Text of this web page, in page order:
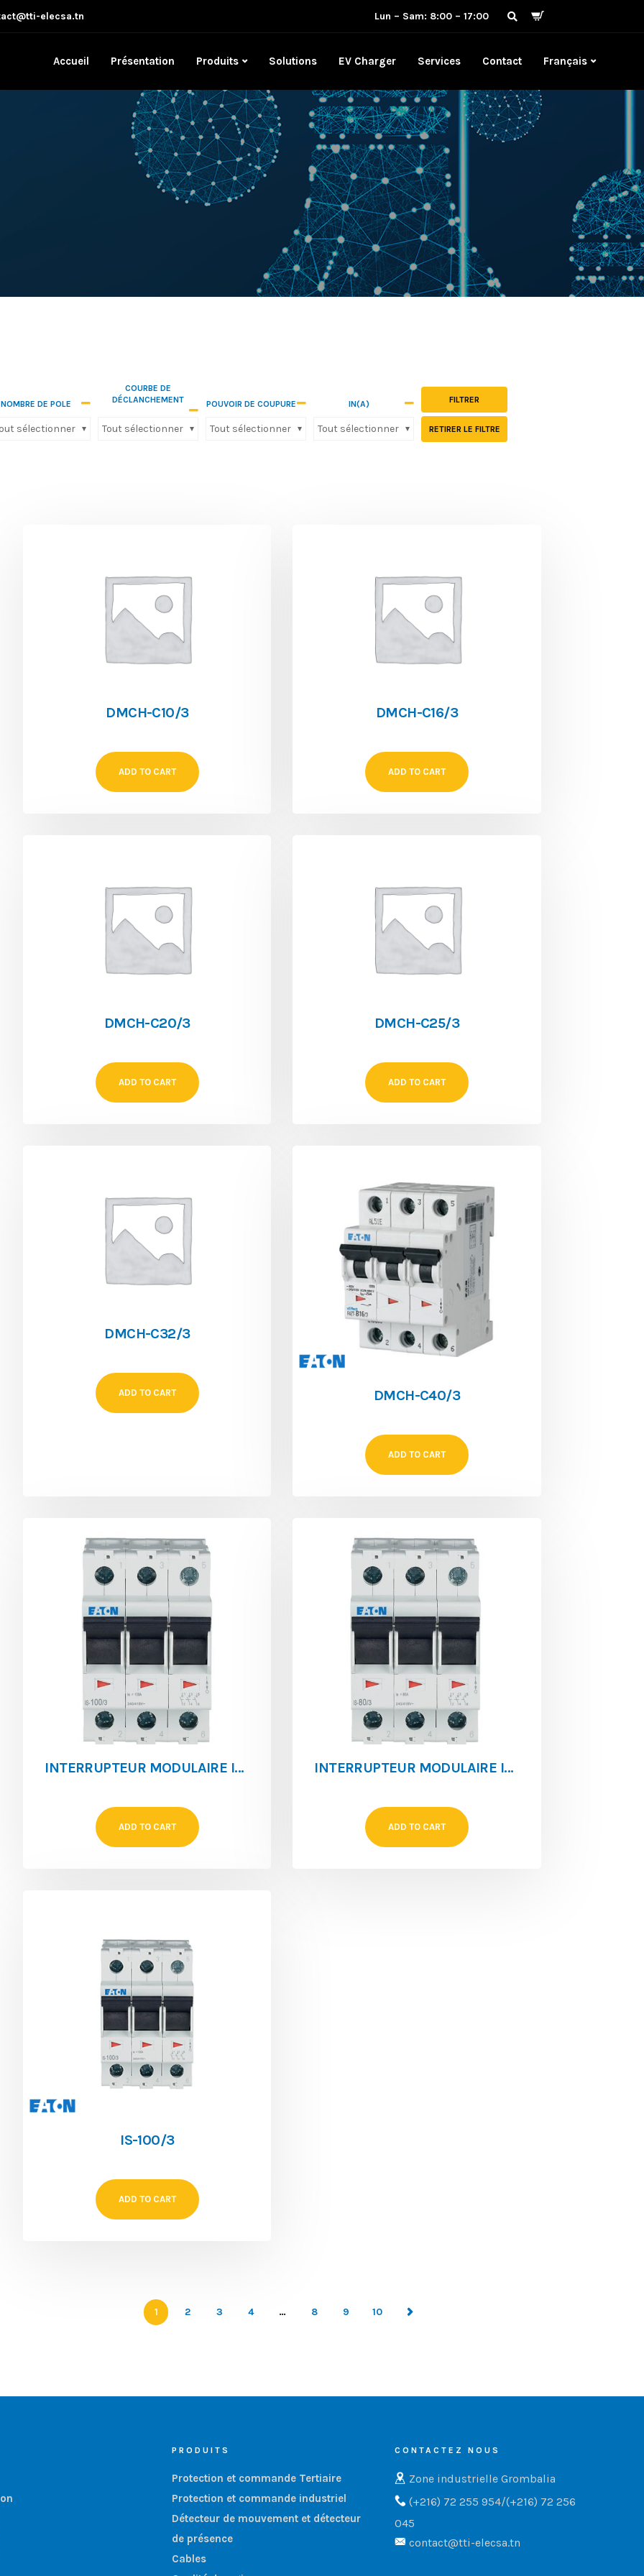
elecsa.tn Lun – Sam: 8:00 – 17:00
Accueil Présentation Produits Solutions EV Charger Services Contact Français
NOMBRE DE POLE
sélectionner
COURBE DE
DÉCLANCHEMENT
Tout sélectionner
POUVOIR DE COUPURE
Tout sélectionner
IN(A)
Tout sélectionner
FILTRER
RETIRER LE FILTRE
DMCH-C10/3
ADD TO CART
DMCH-C16/3
ADD TO CART
DMCH-C20/3
ADD TO CART
DMCH-C25/3
ADD TO CART
DMCH-C32/3
ADD TO CART DMCH-C40/3
ADD TO CART
INTERRUPTEUR MODULAIRE IS-100/3
ADD TO CART
INTERRUPTEUR MODULAIRE IS-80/3
ADD TO CART
IS-100/3
ADD TO CART
1 2 3 4 … 8 9 10
PRODUITS
Protection et commande Tertiaire
Protection et commande industriel
Détecteur de mouvement et détecteur
de présence
Cables
CONTACTEZ NOUS
Zone industrielle Grombalia
(+216) 72 255 954/(+216) 72 256
045
contact@tti-elecsa.tn